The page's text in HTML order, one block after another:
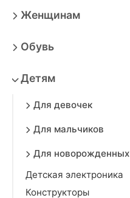
Женщинам
Обувь
Детям
Для девочек
Для мальчиков
Для новорожденных
Детская электроника
Конструкторы